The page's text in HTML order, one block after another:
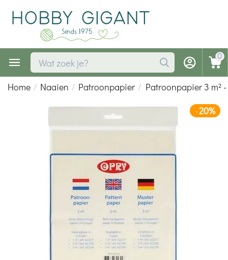
0
Home / Naaien / Patroonpapier / Patroonpapier 3 m²
-20%